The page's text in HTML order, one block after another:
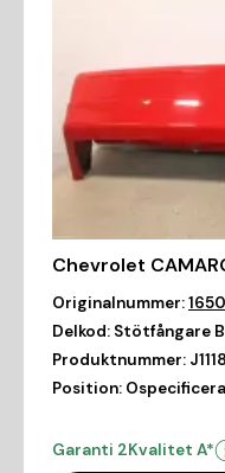
Chevrolet
Originalnummer:
Delkod: Stötfångare
Produktnummer:
Position:
Garanti 2Kvalitet A*